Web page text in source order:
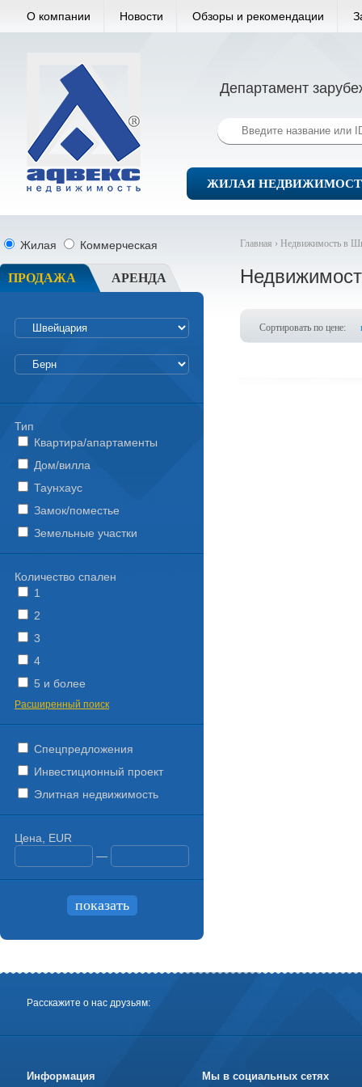
О компании Новости Обзоры и рекомендации
Департамент
ЖИЛАЯ
Главная › Недвижимость в
Сортировать по цене:
Жилая Коммерческая
ПРОДАЖА АРЕНДА
Тип
Квартира/апартаменты
Дом/вилла
Таунхаус
Замок/поместье
Земельные участки
Количество спален
1
2
3
4
5 и более
Расширенный поиск
Спецпредложения
Инвестиционный проект
Элитная недвижимость
Цена, EUR
—
Расскажите о нас друзьям:
Информация Мы в социальных сетях